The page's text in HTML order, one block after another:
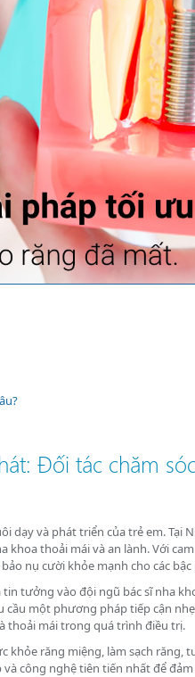
Đối tác chăm
và phát triển của trẻ em. Tại
thoải mái và an lành. Với
nụ cười khỏe mạnh cho các
tưởng vào đội ngũ bác sĩ nha
một phương pháp tiếp cận
thoải mái trong quá trình điều trị.
răng miệng, làm sạch răng,
công nghệ tiên tiến nhất để